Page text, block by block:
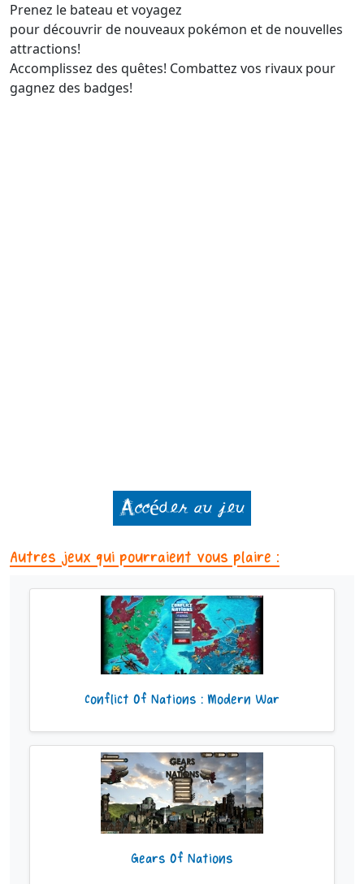
Prenez le bateau et voyagez
pour découvrir de nouveaux pokémon et de nouvelles
attractions!
Accomplissez des quêtes! Combattez vos rivaux pour
gagnez des badges!
Accéder au jeu
Autres jeux qui pourraient vous plaire :
Conflict Of Nations : Modern War
Gears Of Nations